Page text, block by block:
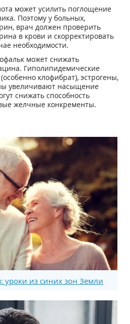
может усилить поглощение
Поэтому у больных,
врач должен проверить
в крови и скорректировать
необходимости.
может снижать
Гиполипидемические
клофибрат), эстрогены,
увеличивают насыщение
снижать способность
желчные конкременты.
уроки из синих зон Земли